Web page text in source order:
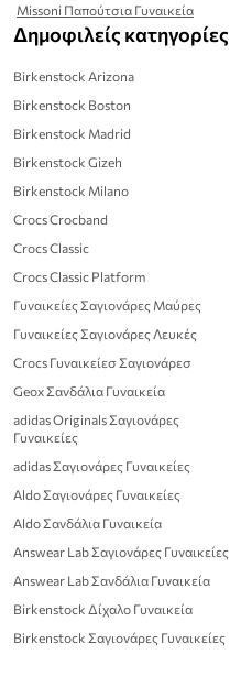
Missoni Παπούτσια Γυναικεία
Δημοφιλείς κατηγορίες
Birkenstock Arizona
Birkenstock Boston
Birkenstock Madrid
Birkenstock Gizeh
Birkenstock Milano
Crocs Crocband
Crocs Classic
Crocs Classic Platform
Γυναικείες Σαγιονάρες Μαύρες
Γυναικείες Σαγιονάρες Λευκές
Crocs Γυναικείεσ Σαγιονάρεσ
Geox Σανδάλια Γυναικεία
adidas Originals Σαγιονάρες
Γυναικείες
adidas Σαγιονάρες Γυναικείες
Aldo Σαγιονάρες Γυναικείες
Aldo Σανδάλια Γυναικεία
Answear Lab Σαγιονάρες Γυναικείες
Answear Lab Σανδάλια Γυναικεία
Birkenstock Δίχαλο Γυναικεία
Birkenstock Σαγιονάρες Γυναικείες